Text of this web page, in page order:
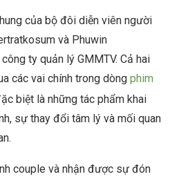
của bộ đôi diễn viên người
và Phuwin
ty quản lý GMMTV. Cả hai
các vai chính trong dòng phim
biệt là những tác phẩm khai
sự thay đổi tâm lý và mối quan
couple và nhận được sự đón